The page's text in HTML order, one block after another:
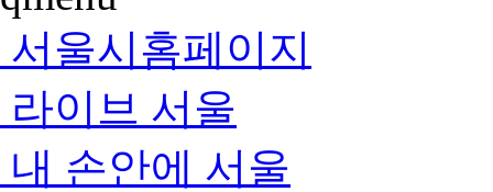
서울시홈페이지
라이브 서울
내 손안에 서울